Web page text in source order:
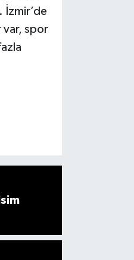
İzmir’de
var, spor